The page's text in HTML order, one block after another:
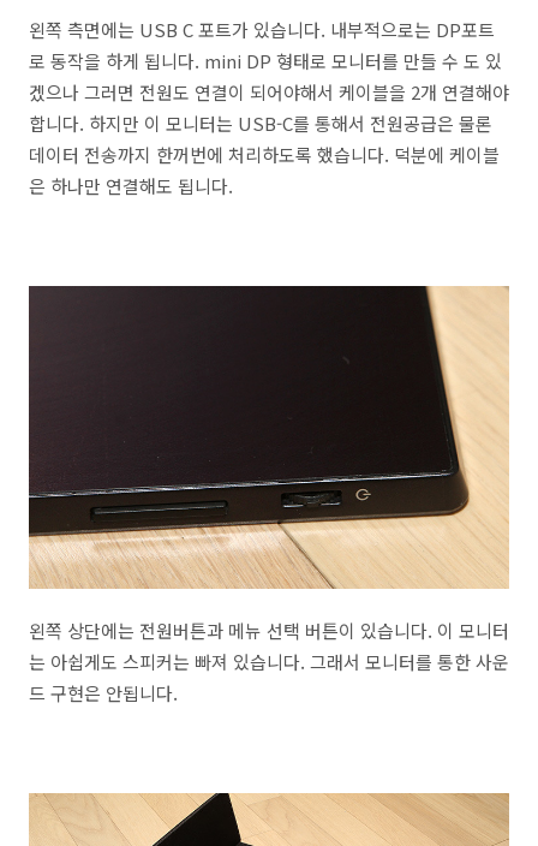
왼쪽 측면에는 USB C 포트가 있습니다. 내부적으로는 DP포트
로 동작을 하게 됩니다. mini DP 형태로 모니터를 만들 수 도 있
겠으나 그러면 전원도 연결이 되어야해서 케이블을 2개 연결해야
합니다. 하지만 이 모니터는 USB-C를 통해서 전원공급은 물론
데이터 전송까지 한꺼번에 처리하도록 했습니다. 덕분에 케이블
은 하나만 연결해도 됩니다.
왼쪽 상단에는 전원버튼과 메뉴 선택 버튼이 있습니다. 이 모니터
는 아쉽게도 스피커는 빠져 있습니다. 그래서 모니터를 통한 사운
드 구현은 안됩니다.